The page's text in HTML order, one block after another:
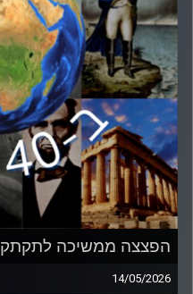
הפצצה ממשיכה לתקתק
14/05/2026